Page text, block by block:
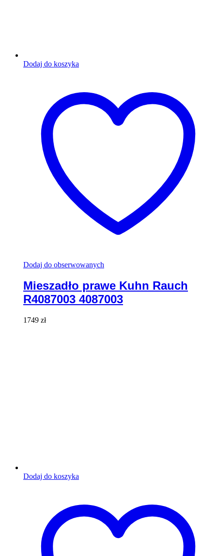
Dodaj do koszyka
Dodaj do obserwowanych
Mieszadło prawe Kuhn Rauch
R4087003 4087003
1749 zł
Dodaj do koszyka